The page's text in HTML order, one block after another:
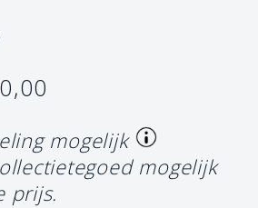
mogelijk
mogelijk
prijs.